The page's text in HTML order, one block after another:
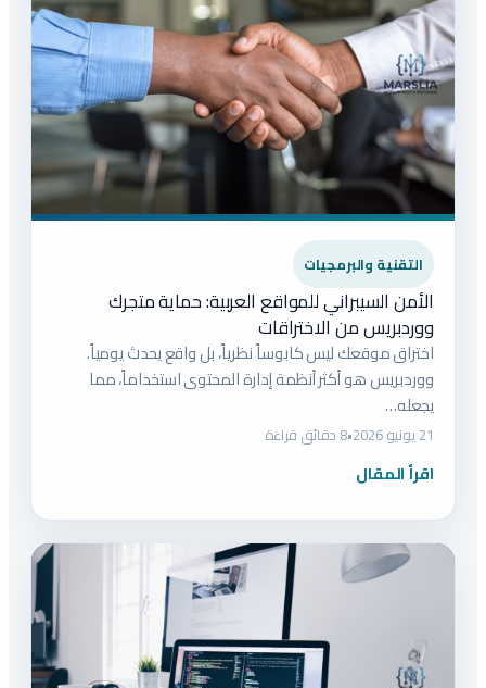
التقنية والبرمجيات
الأمن السيبراني للمواقع العربية: حماية متجرك
ووردبريس من الاختراقات
اختراق موقعك ليس كابوساً نظرياً، بل واقع يحدث يومياً.
ووردبريس هو أكثر أنظمة إدارة المحتوى استخداماً، مما
يجعله…
21 يونيو 2026 •8 دقائق قراءة
اقرأ المقال